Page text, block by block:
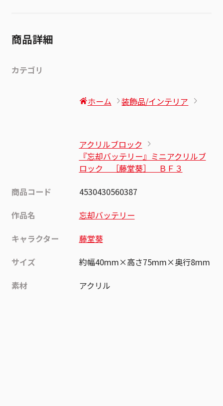
商品詳細
カテゴリ
ホーム 装飾品/インテリア
アクリルブロック
『忘却バッテリー』ミニアクリルブ
ロック ［藤堂葵］ ＢＦ３
商品コード
4530430560387
作品名
忘却バッテリー
キャラクター
藤堂葵
サイズ
約幅40mm×高さ75mm×奥行8mm
素材
アクリル